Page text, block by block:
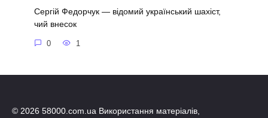
Сергій Федорчук — відомий український шахіст,
чий внесок
0 1
© 2026 58000.com.ua Використання матеріалів,